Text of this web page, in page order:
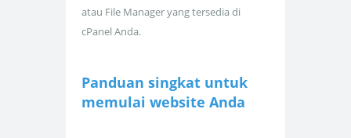
atau File Manager yang tersedia di
cPanel Anda.
Panduan singkat untuk
memulai website Anda